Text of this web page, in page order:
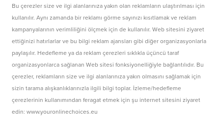
Bu çerezler size ve ilgi alanlarınıza yakın olan reklamların ulaştırılması için
kullanılır. Aynı zamanda bir reklamı görme sayınızı kısıtlamak ve reklam
kampanyalarının verimliliğini ölçmek için de kullanılır. Web sitesini ziyaret
ettiğinizi hatırlarlar ve bu bilgi reklam ajansları gibi diğer organizasyonlarla
paylaşılır. Hedefleme ya da reklam çerezleri sıklıkla üçüncü taraf
organizasyonlarca sağlanan Web sitesi fonksiyonelliğiyle bağlantılıdır. Bu
çerezler, reklamların size ve ilgi alanlarınıza yakın olmasını sağlamak için
sizin tarama alışkanlıklarınızla ilgili bilgi toplar. İzleme/hedefleme
çerezlerinin kullanımından feragat etmek için şu internet sitesini ziyaret
edin: www.youronlinechoices.eu